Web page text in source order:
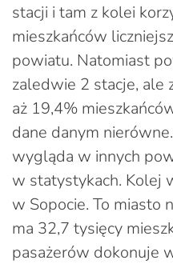
stacji i tam z kolei
mieszkańców
powiatu. Natomiast
zaledwie 2 stacje, ale
aż 19,4%
dane danym
wygląda w innych
w statystykach. Kolej
w Sopocie. To miasto
ma 32,7 tysięcy
pasażerów dokonuje